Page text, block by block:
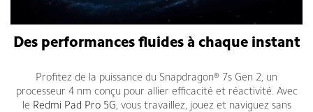
Des performances fluides à chaque instant
Profitez de la puissance du Snapdragon® 7s Gen 2, un
processeur 4 nm conçu pour allier efficacité et réactivité. Avec
le Redmi Pad Pro 5G, vous travaillez, jouez et naviguez sans